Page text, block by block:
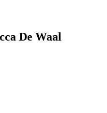
De Waal